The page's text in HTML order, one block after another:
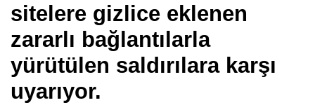
sitelere gizlice eklenen
zararlı bağlantılarla
yürütülen saldırılara karşı
uyarıyor.